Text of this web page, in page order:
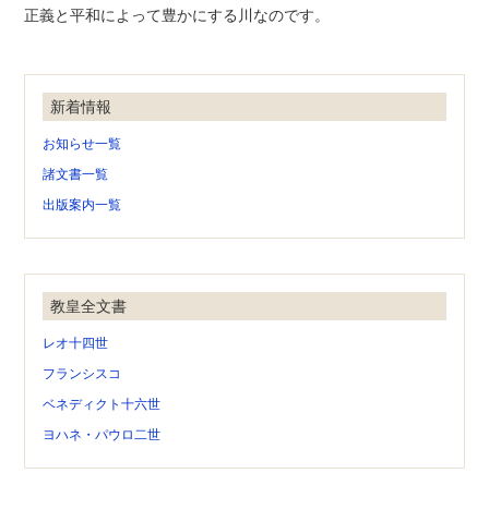
正義と平和によって豊かにする川なのです。
新着情報
お知らせ一覧
諸文書一覧
出版案内一覧
教皇全文書
レオ十四世
フランシスコ
ベネディクト十六世
ヨハネ・パウロ二世